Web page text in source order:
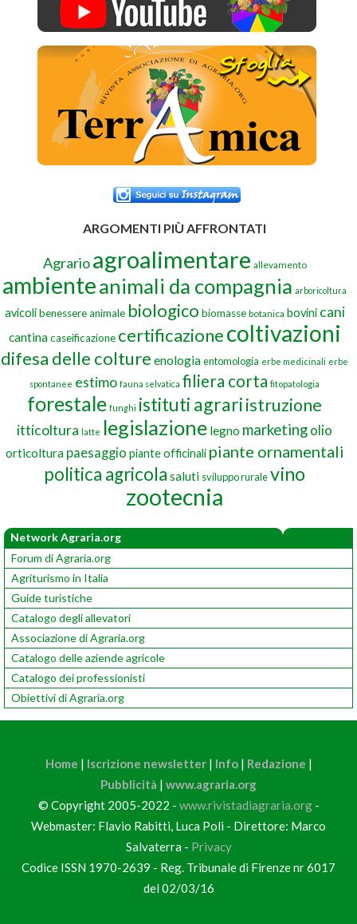
ARGOMENTI PIÙ AFFRONTATI
Agrario agroalimentare allevamento
ambienteanimali da compagnia arboricoltura
avicoli benessere animale biologico biomasse botanica bovini cani
cantina caseificazione certificazionecoltivazioni
difesa delle colture enologiaentomologia erbe medicinali erbe
spontanee estimo fauna selvatica filiera corta fitopatologia
forestale funghi istituti agrariistruzione
itticoltura latte legislazione legno marketingolio
orticoltura paesaggio piante officinali piante ornamentali
politica agricola saluti sviluppo ruralevino
zootecnia
Network Agraria.org
Forum di Agraria.org
Agriturismo in Italia
Guide turistiche
Catalogo degli allevatori
Associazione di Agraria.org
Catalogo delle aziende agricole
Catalogo dei professionisti
Obiettivi di Agraria.org
Home | Iscrizione newsletter| Info| Redazione |
Pubblicità | www.agraria.org
© Copyright 2005-2022 - www.rivistadiagraria.org-
Webmaster: Flavio Rabitti, Luca Poli - Direttore: Marco
Salvaterra - Privacy
Codice ISSN 1970-2639 - Reg. Tribunale di Firenze nr 6017
del 02/03/16